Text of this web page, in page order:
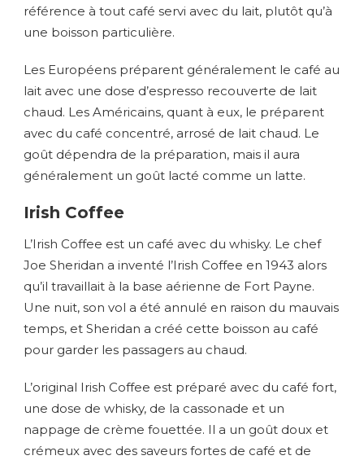
référence à tout café servi avec du lait, plutôt qu’à
une boisson particulière.
Les Européens préparent généralement le café au
lait avec une dose d’espresso recouverte de lait
chaud. Les Américains, quant à eux, le préparent
avec du café concentré, arrosé de lait chaud. Le
goût dépendra de la préparation, mais il aura
généralement un goût lacté comme un latte.
Irish Coffee
L’Irish Coffee est un café avec du whisky. Le chef
Joe Sheridan a inventé l’Irish Coffee en 1943 alors
qu’il travaillait à la base aérienne de Fort Payne.
Une nuit, son vol a été annulé en raison du mauvais
temps, et Sheridan a créé cette boisson au café
pour garder les passagers au chaud.
L’original Irish Coffee est préparé avec du café fort,
une dose de whisky, de la cassonade et un
nappage de crème fouettée. Il a un goût doux et
crémeux avec des saveurs fortes de café et de